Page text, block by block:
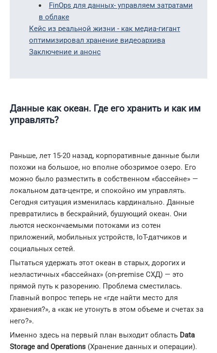
FinOps для данных- управляем затратами
в облаке
Кейс из реальной жизни - как медиа-гигант
оптимизировал хранение видеоархива
Заключение и анонс
Данные как океан. Где его хранить и как им
управлять?
Раньше, лет 15-20 назад, корпоративные данные были
похожи на большое, но вполне обозримое озеро. Его
можно было разместить в собственном «бассейне» —
локальном дата-центре, и спокойно им управлять.
Сегодня ситуация изменилась кардинально. Данные
превратились в бескрайний, бушующий океан. Они
льются нескончаемыми потоками из сотен
приложений, мобильных устройств, IoT-датчиков и
социальных сетей.
Пытаться удержать этот океан в старых, дорогих и
неэластичных «бассейнах» (on-premise СХД) — это
прямой путь к разорению. Проблема сместилась.
Главный вопрос теперь не «где найти место для
хранения?», а «как не утонуть в этом объеме и счетах за
него?».
Именно здесь на первый план выходит область Data
Storage and Operations (Хранение данных и операции).